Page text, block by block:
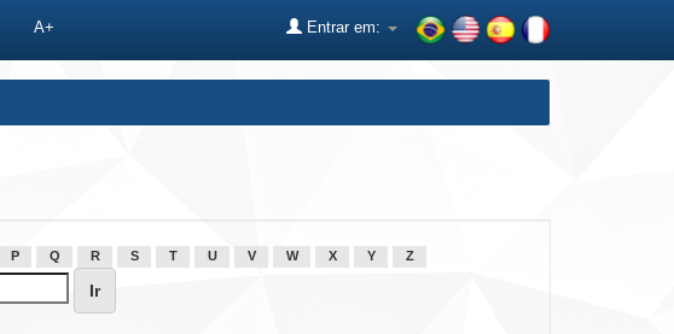
A+ Entrar em:
P Q R S T U V W X Y Z